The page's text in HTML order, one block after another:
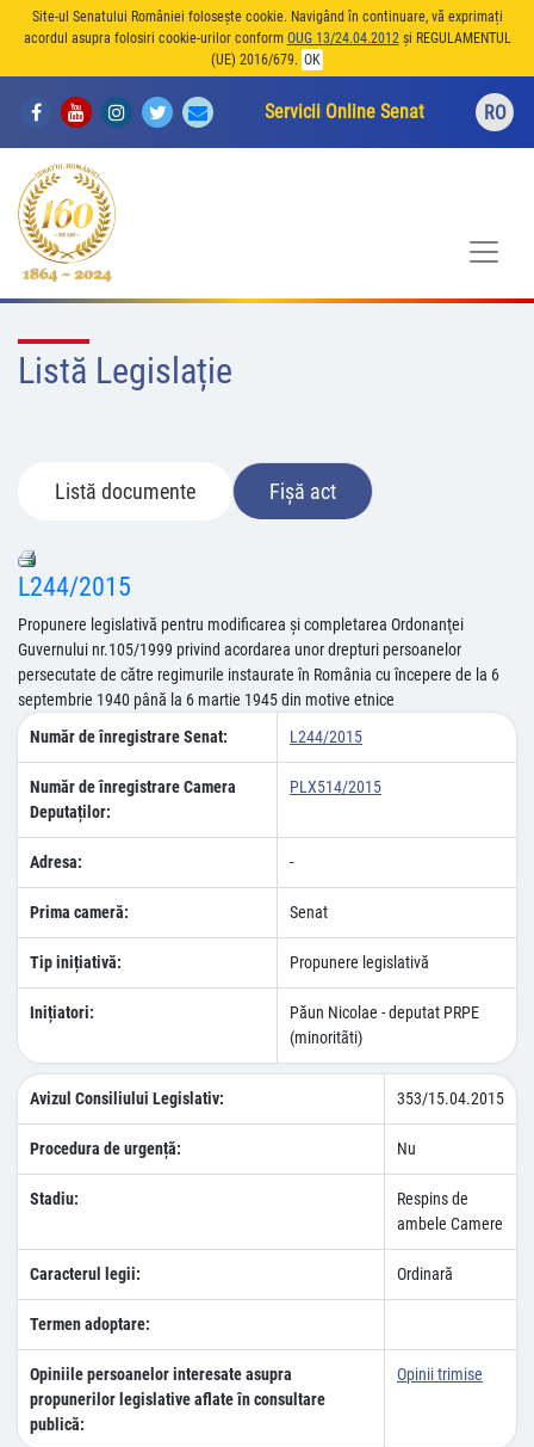
Site-ul Senatului României folosește cookie. Navigând în continuare, vă exprimați
acordul asupra folosiri cookie-urilor conform OUG 13/24.04.2012și REGULAMENTUL
(UE) 2016/679. OK
Servicii Online Senat RO
Listă Legislație
Listă documente Fișă act
L244/2015
Propunere legislativă pentru modificarea şi completarea Ordonanţei
Guvernului nr.105/1999 privind acordarea unor drepturi persoanelor
persecutate de către regimurile instaurate în România cu începere de la 6
septembrie 1940 până la 6 martie 1945 din motive etnice
Număr de înregistrare Senat:
L244/2015
Număr de înregistrare Camera
Deputaților:
PLX514/2015
Adresa: -
Prima cameră: Senat
Tip inițiativă: Propunere legislativă
Inițiatori:
Păun Nicolae - deputat PRPE
(minoritãti)
Avizul Consiliului Legislativ: 353/15.04.2015
Procedura de urgență: Nu
Stadiu:
Respins de
ambele Camere
Caracterul legii: Ordinară
Termen adoptare:
Opiniile persoanelor interesate asupra
propunerilor legislative aflate în consultare
publică:
Opinii trimise